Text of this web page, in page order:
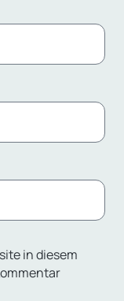
in diesem